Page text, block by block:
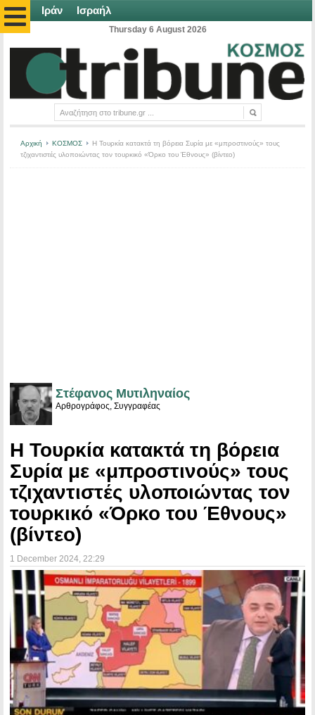
Ιράν Ισραήλ
Thursday 6 August 2026
Αρχική ΚΟΣΜΟΣ
Η Τουρκία κατακτά τη βόρεια Συρία με «μπροστινούς» τους
τζιχαντιστές υλοποιώντας τον τουρκικό «Όρκο του Έθνους» (βίντεο)
Στέφανος Μυτιληναίος
Αρθρογράφος, Συγγραφέας
Η Τουρκία κατακτά τη βόρεια
Συρία με «μπροστινούς» τους
τζιχαντιστές υλοποιώντας τον
τουρκικό «Όρκο του Έθνους»
(βίντεο)
1 December 2024 , 22:29